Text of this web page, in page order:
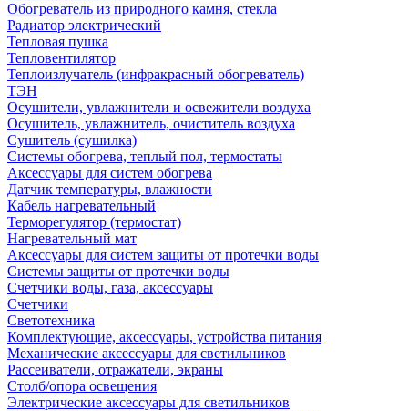
Обогреватель из природного камня, стекла
Радиатор электрический
Тепловая пушка
Тепловентилятор
Теплоизлучатель (инфракрасный обогреватель)
ТЭН
Осушители, увлажнители и освежители воздуха
Осушитель, увлажнитель, очиститель воздуха
Сушитель (сушилка)
Системы обогрева, теплый пол, термостаты
Аксессуары для систем обогрева
Датчик температуры, влажности
Кабель нагревательный
Терморегулятор (термостат)
Нагревательный мат
Аксессуары для систем защиты от протечки воды
Системы защиты от протечки воды
Счетчики воды, газа, аксессуары
Счетчики
Светотехника
Комплектующие, аксессуары, устройства питания
Механические аксессуары для светильников
Рассеиватели, отражатели, экраны
Столб/опора освещения
Электрические аксессуары для светильников